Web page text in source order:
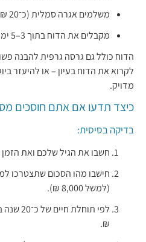
משלמים אגרה סמלית (כ־20 ₪ לדוח)
מקבלים את הדוח בתוך 3–5 ימי עסקים למייל או לאזור האישי
הדוח כולל גם גרסה גרפית להבנה
לקרוא את הדוח בעיון – או להיעזר
מדויק.
כיצד תדעו אם אתם חוסכים
בדיקה בסיסית:
חשבו את הגיל שלכם ואת הזמן
חישבו מהו הסכום שתצטרכו
(למשל 8,000 ₪).
₪.